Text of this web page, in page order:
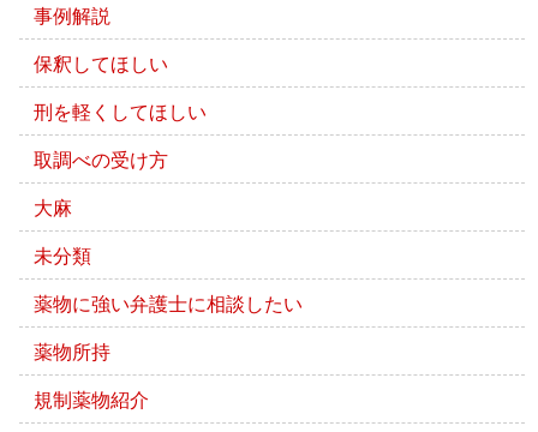
事例解説
保釈してほしい
刑を軽くしてほしい
取調べの受け方
大麻
未分類
薬物に強い弁護士に相談したい
薬物所持
規制薬物紹介